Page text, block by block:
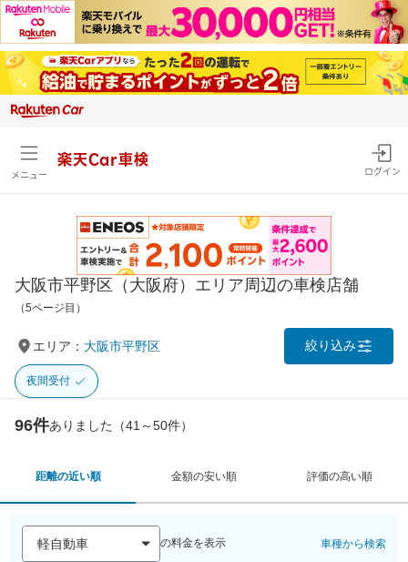
メニュー
楽天Car車検
ログイン
大阪市平野区（大阪府）エリア周辺の車検店舗
（5ページ目）
エリア： 大阪市平野区 絞り込み
夜間受付
96件ありました（41～50件）
距離の近い順 金額の安い順 評価の高い順
の料金を表示 車種から検索